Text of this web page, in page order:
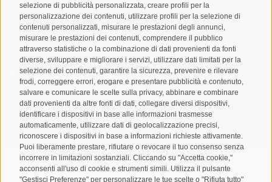
selezione di pubblicità personalizzata, creare profili per la
personalizzazione dei contenuti, utilizzare profili per la selezione di
contenuti personalizzati, misurare le prestazioni degli annunci,
misurare le prestazioni dei contenuti, comprendere il pubblico
attraverso statistiche o la combinazione di dati provenienti da fonti
diverse, sviluppare e migliorare i servizi, utilizzare dati limitati per la
selezione dei contenuti, garantire la sicurezza, prevenire e rilevare
frodi, correggere errori, erogare e presentare pubblicità e contenuto,
salvare e comunicare le scelte sulla privacy, abbinare e combinare
dati provenienti da altre fonti di dati, collegare diversi dispositivi,
identificare i dispositivi in base alle informazioni trasmesse
automaticamente, utilizzare dati di geolocalizzazione precisi,
riconoscere i dispositivi in base a informazioni richieste attivamente.
Puoi liberamente prestare, rifiutare o revocare il tuo consenso senza
incorrere in limitazioni sostanziali. Cliccando su "Accetta cookie,"
acconsenti all'uso di cookie e strumenti simili. Utilizza il pulsante
"Gestisci Preferenze" per personalizzare le tue scelte o "Rifiuta tutto"
Letto e compreso laprivacy policy, autorizzo il Titolare al
trattamento dei dati personali
ABBONARSI